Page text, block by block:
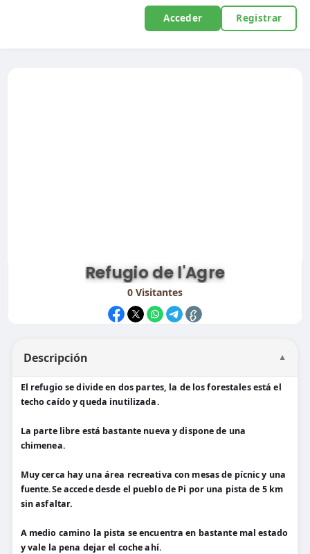
Acceder Registrar
Refugio de l'Agre
0Visitantes
Descripción ▼
El refugio se divide en dos partes, la de los forestales está el
techo caído y queda inutilizada.
La parte libre está bastante nueva y dispone de una
chimenea.
Muy cerca hay una área recreativa con mesas de pícnic y una
fuente.Se accede desde el pueblo de Pi por una pista de 5 km
sin asfaltar.
A medio camino la pista se encuentra en bastante mal estado
y vale la pena dejar el coche ahí.